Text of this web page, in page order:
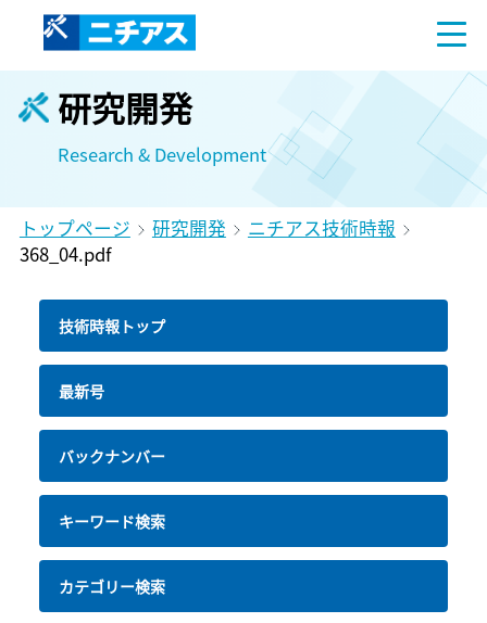
研究開発
Research & Development
トップページ 研究開発
ニチアス技術時報
368_04.pdf
技術時報トップ
最新号
バックナンバー
キーワード検索
カテゴリー検索